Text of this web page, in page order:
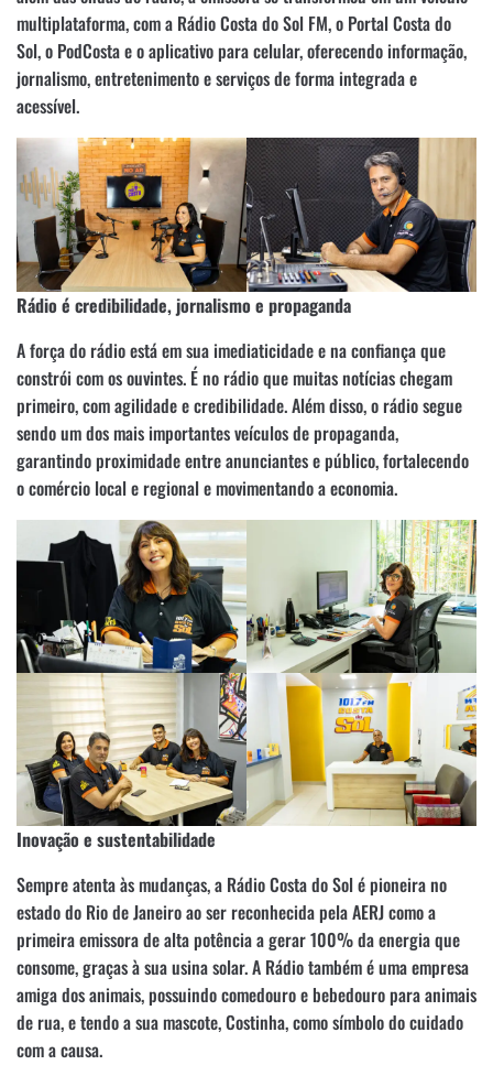
multiplataforma, com a Rádio Costa do Sol FM, o Portal Costa do
Sol, o PodCosta e o aplicativo para celular, oferecendo informação,
jornalismo, entretenimento e serviços de forma integrada e
acessível.
Rádio é credibilidade, jornalismo e propaganda
A força do rádio está em sua imediaticidade e na confiança que
constrói com os ouvintes. É no rádio que muitas notícias chegam
primeiro, com agilidade e credibilidade. Além disso, o rádio segue
sendo um dos mais importantes veículos de propaganda,
garantindo proximidade entre anunciantes e público, fortalecendo
o comércio local e regional e movimentando a economia.
Inovação e sustentabilidade
Sempre atenta às mudanças, a Rádio Costa do Sol é pioneira no
estado do Rio de Janeiro ao ser reconhecida pela AERJ como a
primeira emissora de alta potência a gerar 100% da energia que
consome, graças à sua usina solar. A Rádio também é uma empresa
amiga dos animais, possuindo comedouro e bebedouro para animais
de rua, e tendo a sua mascote, Costinha, como símbolo do cuidado
com a causa.